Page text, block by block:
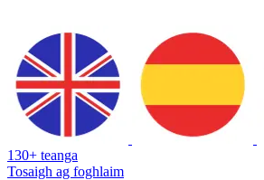
130+ teanga
Tosaigh ag foghlaim